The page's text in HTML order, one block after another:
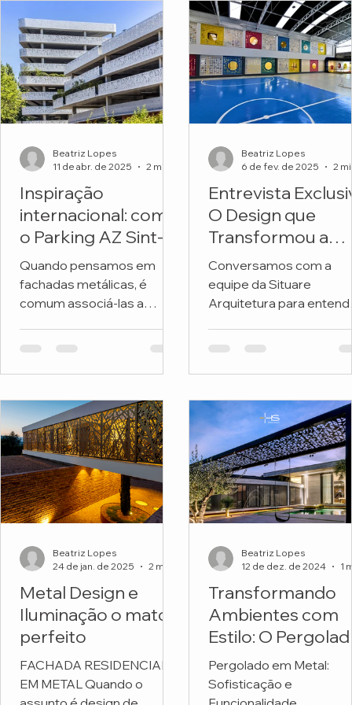
Inspiração
internacional: como
o Parking AZ Sint-
Lucas transforma
metal e natureza
em arquitetura
premiada
Quando pensamos em
fachadas metálicas, é
comum associá-las a
ou exclusivamente
do...
Beatriz Lopes
11 de abr. de 2025
Entrevista
O Design que
Transformou a
Fachada de uma
Escola
Conversamos com a
equipe da Situare
Arquitetura para
revitalizou a fachada da
Beatriz Lopes
6 de fev. de 2025
Metal Design e
Iluminação o match
perfeito
FACHADA RESIDENCIAL
EM METAL Quando o
Beatriz Lopes
24 de jan. de 2025
Transformando
Ambientes com
Estilo: O
em Metal
Personalizado da
Pergolado em Metal:
Sofisticação e
Beatriz Lopes
12 de dez. de 2024